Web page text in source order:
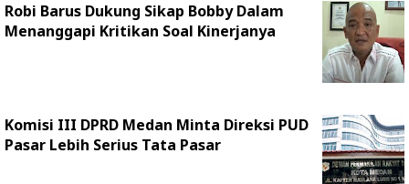
Robi Barus Dukung Sikap Bobby Dalam
Menanggapi Kritikan Soal Kinerjanya
Komisi III DPRD Medan Minta Direksi PUD
Pasar Lebih Serius Tata Pasar